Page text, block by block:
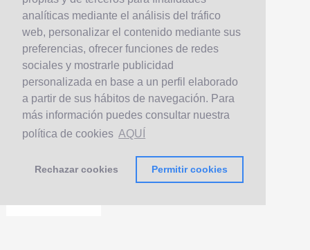
analíticas mediante el análisis del tráfico
web, personalizar el contenido mediante sus
preferencias, ofrecer funciones de redes
sociales y mostrarle publicidad
personalizada en base a un perfil elaborado
a partir de sus hábitos de navegación. Para
más información puedes consultar nuestra
política de cookies AQUÍ
Rechazar cookies Permitir cookies